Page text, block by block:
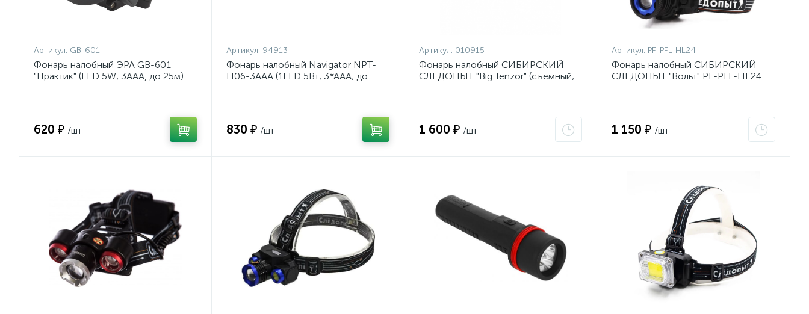
Артикул: GB-601
Фонарь налобный ЭРА GB-601
"Практик" (LED 5W; 3ААА, до 25м)
620 ₽ /шт
Артикул: 94913
Фонарь налобный Navigator NPT-
H06-3AAA (1LED 5Вт; 3*ААА; до
830 ₽ /шт
Артикул: 010915
Фонарь налобный СИБИРСКИЙ
СЛЕДОПЫТ "Big Tenzor" (съемный;
1 600 ₽ /шт
Артикул: PF-PFL-HL24
Фонарь налобный СИБИРСКИЙ
СЛЕДОПЫТ "Вольт" PF-PFL-HL24
1 150 ₽ /шт